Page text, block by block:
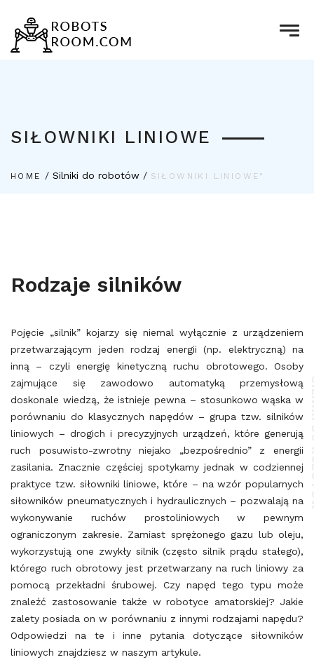
SIŁOWNIKI LINIOWE
HOME / Silniki do robotów / SIŁOWNIKI LINIOWE"
Rodzaje silników
Pojęcie „silnik” kojarzy się niemal wyłącznie z urządzeniem
przetwarzającym jeden rodzaj energii (np. elektryczną) na
inną – czyli energię kinetyczną ruchu obrotowego. Osoby
zajmujące się zawodowo automatyką przemysłową
doskonale wiedzą, że istnieje pewna – stosunkowo wąska w
porównaniu do klasycznych napędów – grupa tzw. silników
liniowych – drogich i precyzyjnych urządzeń, które generują
ruch posuwisto-zwrotny niejako „bezpośrednio” z energii
zasilania. Znacznie częściej spotykamy jednak w codziennej
praktyce tzw. siłowniki liniowe, które – na wzór popularnych
siłowników pneumatycznych i hydraulicznych – pozwalają na
wykonywanie ruchów prostoliniowych w pewnym
ograniczonym zakresie. Zamiast sprężonego gazu lub oleju,
wykorzystują one zwykły silnik (często silnik prądu stałego),
którego ruch obrotowy jest przetwarzany na ruch liniowy za
pomocą przekładni śrubowej. Czy napęd tego typu może
znaleźć zastosowanie także w robotyce amatorskiej? Jakie
zalety posiada on w porównaniu z innymi rodzajami napędu?
Odpowiedzi na te i inne pytania dotyczące siłowników
liniowych znajdziesz w naszym artykule.